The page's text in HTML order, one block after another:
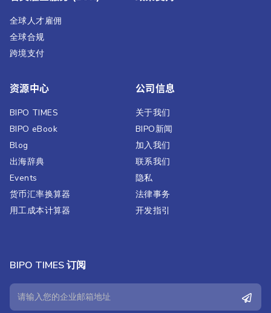
全球人才雇佣
全球合规
跨境支付
资源中心
BIPO TIMES
BIPO eBook
Blog
出海辞典
Events
货币汇率换算器
用工成本计算器
公司信息
关于我们
BIPO新闻​
加入我们
联系我们
隐私
法律事务
开发指引
BIPO TIMES 订阅